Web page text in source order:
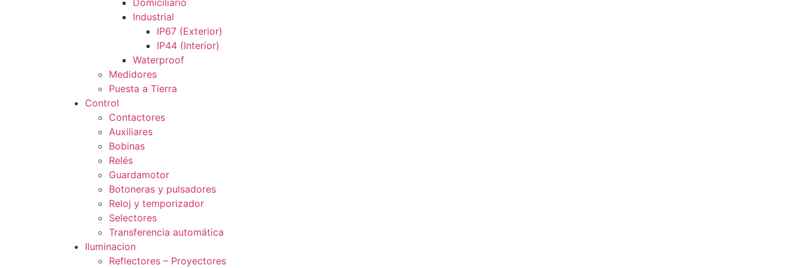
Domiciliario
Industrial
IP67 (Exterior)
IP44 (Interior)
Waterproof
Medidores
Puesta a Tierra
Control
Contactores
Auxiliares
Bobinas
Relés
Guardamotor
Botoneras y pulsadores
Reloj y temporizador
Selectores
Transferencia automática
Iluminacion
Reflectores – Proyectores